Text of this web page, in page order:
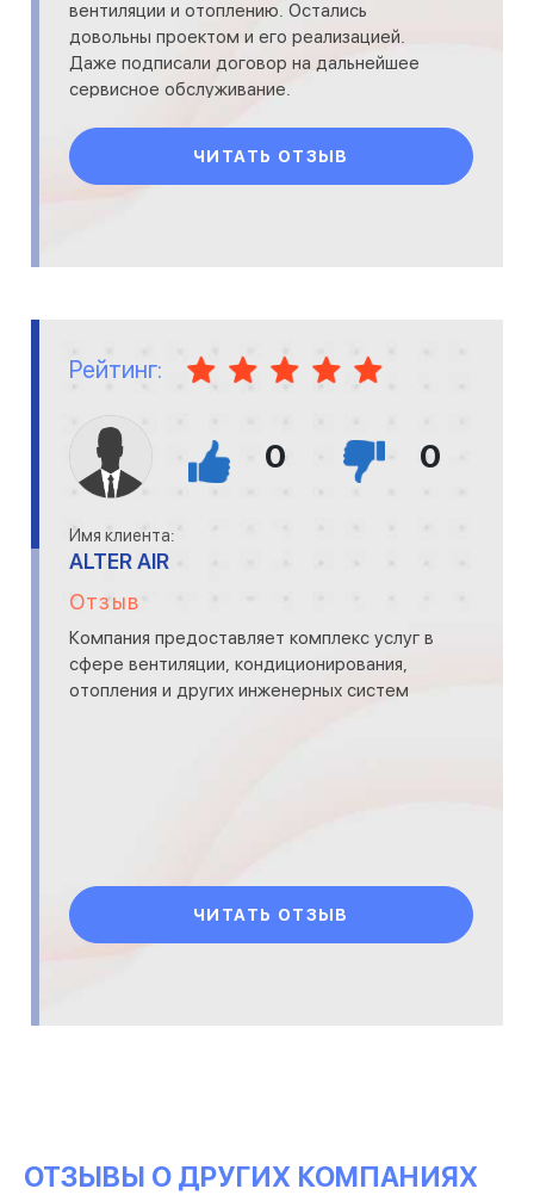
вентиляции и отоплению. Остались
довольны проектом и его реализацией.
Даже подписали договор на дальнейшее
сервисное обслуживание.
ЧИТАТЬ ОТЗЫВ
Рейтинг:
0 0
Имя клиента:
ALTER AIR
Отзыв
Компания предоставляет комплекс услуг в
сфере вентиляции, кондиционирования,
отопления и других инженерных систем
ЧИТАТЬ ОТЗЫВ
ОТЗЫВЫ О ДРУГИХ КОМПАНИЯХ